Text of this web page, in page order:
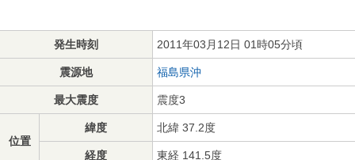
発生時刻 2011年03月12日 01時05分頃
震源地 福島県沖
最大震度 震度3
位置
緯度 北緯 37.2度
経度 東経 141.5度